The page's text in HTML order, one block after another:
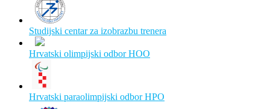
Studijski centar za izobrazbu trenera
Hrvatski olimpijski odbor HOO
Hrvatski paraolimpijski odbor HPO